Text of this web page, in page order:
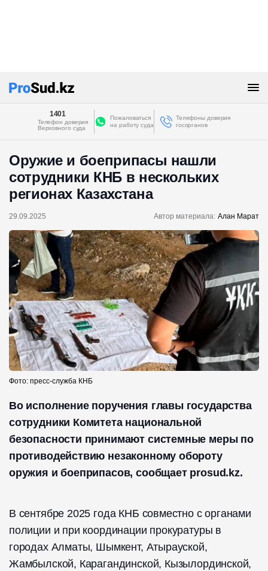
1401
Телефон доверия
Верховного суда
Пожаловаться
на работу суда
Телефоны доверия
госорганов
Оружие и боеприпасы нашли
сотрудники КНБ в нескольких
регионах Казахстана
29.09.2025 Автор материала: Алан Марат
Фото: пресс-служба КНБ
Во исполнение поручения главы государства
сотрудники Комитета национальной
безопасности принимают системные меры по
противодействию незаконному обороту
оружия и боеприпасов, сообщает prosud.kz.
В сентябре 2025 года КНБ совместно с органами
полиции и при координации прокуратуры в
городах Алматы, Шымкент, Атырауской,
Жамбылской, Карагандинской, Кызылординской,